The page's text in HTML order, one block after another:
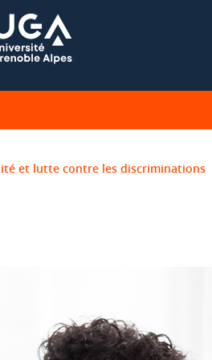
et lutte contre les discriminations